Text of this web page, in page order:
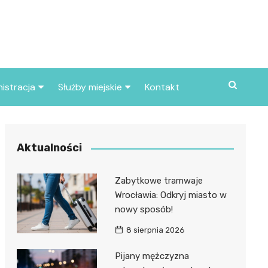
miasta
Służby miejskie
Policja
Kontakt
Aktualności
Zabytkowe tramwaje
Wrocławia: Odkryj miasto w
nowy sposób!
8 sierpnia 2026
Pijany mężczyzna